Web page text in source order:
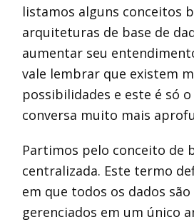
listamos alguns conceitos
arquiteturas de base de
aumentar seu
vale lembrar que existem
possibilidades e este é só
conversa muito mais
Partimos pelo conceito de
centralizada. Este termo
em que todos os dados
gerenciados em um único